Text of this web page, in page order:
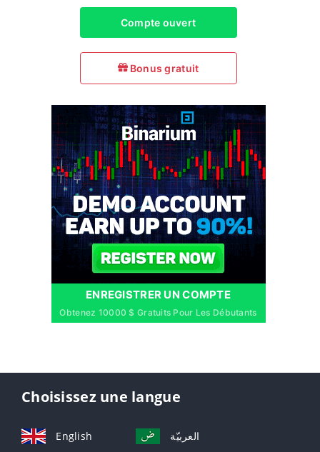
Compte ouvert
Bonus gratuit
ENREGISTRER UN COMPTE
Obtenez 10000 $ Gratuits Pour Les Débutants
Choisissez une langue
English العربيّة